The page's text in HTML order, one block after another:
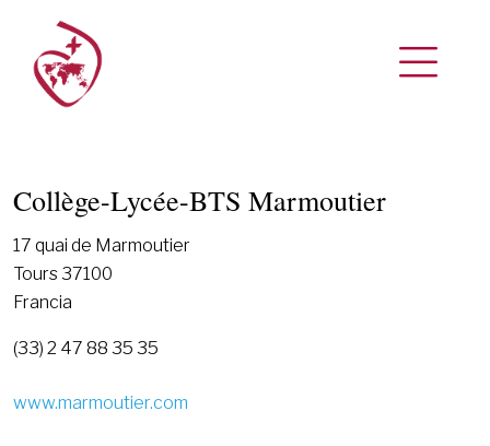
Collège-Lycée-BTS Marmoutier
17 quai de Marmoutier
Tours 37100
Francia
(33) 2 47 88 35 35
www.marmoutier.com